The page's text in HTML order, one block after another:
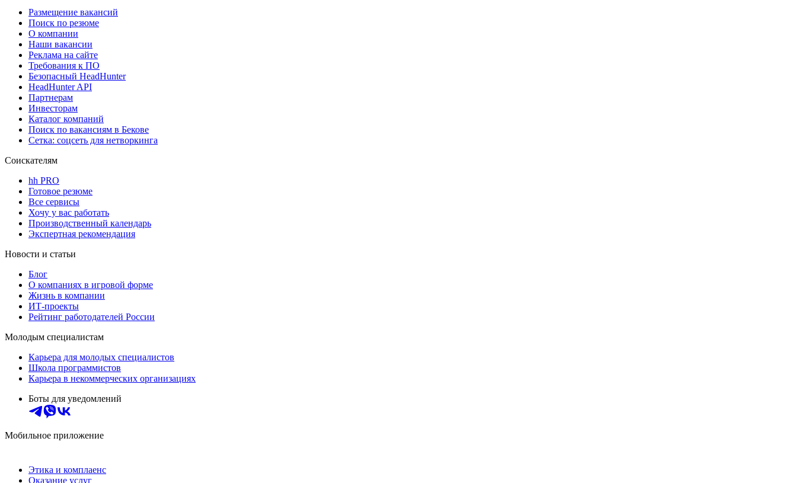
Размещение вакансий
Поиск по резюме
О компании
Наши вакансии
Реклама на сайте
Требования к ПО
Безопасный HeadHunter
HeadHunter API
Партнерам
Инвесторам
Каталог компаний
Поиск по вакансиям в Бекове
Сетка: соцсеть для нетворкинга
Соискателям
hh PRO
Готовое резюме
Все сервисы
Хочу у вас работать
Производственный календарь
Экспертная рекомендация
Новости и статьи
Блог
О компаниях в игровой форме
Жизнь в компании
ИТ-проекты
Рейтинг работодателей России
Молодым специалистам
Карьера для молодых специалистов
Школа программистов
Карьера в некоммерческих организациях
Боты для уведомлений
Мобильное приложение
Этика и комплаенс
Оказание услуг